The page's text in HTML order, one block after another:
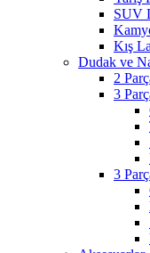
SUV
Kış
Dudak ve
2
3
3